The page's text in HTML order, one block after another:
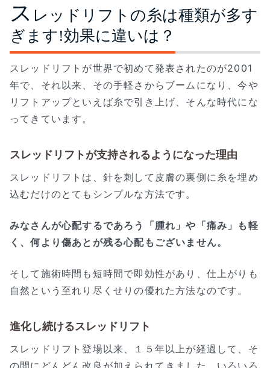
ス レッドリフトの糸は種類が多す
ぎます!効果に違いは？
スレッドリフトが世界で初めて発表されたのが2001
年で、それ以来、その手軽さからブームになり、今や
リフトアップといえば糸で引き上げ、そんな時代にな
ってきています。
スレッドリフトが支持されるようになった理由
スレッドリフトは、針を刺して皮膚の裏側に糸を埋め
込むだけのとてもシンプルな方法です。
みなさんが心配するであろう「腫れ」や「痛み」も軽
く、何より傷あとが残る心配もございません。
そして施術時間も短時間で即効性があり、仕上がりも
自然という至れり尽くせりの優れた方法なのです。
進化し続けるスレッドリフト
スレッドリフト登場以来、１５年以上が経過して、そ